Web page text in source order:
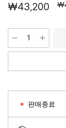
₩43,200
판매종료